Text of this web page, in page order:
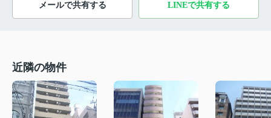
メールで共有する LINEで共有する
近隣の物件